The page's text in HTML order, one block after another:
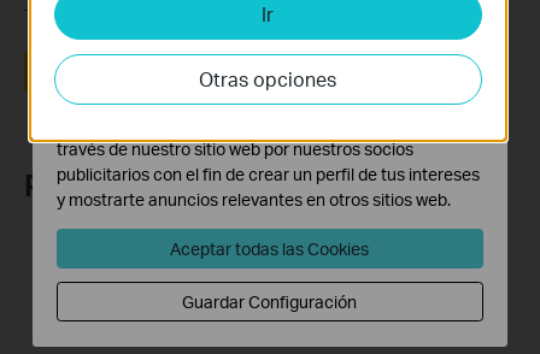
Tus comentarios nos ayudan a mejorar esta web.
Productos recomendados
Ir
Otras opciones
Cookies de Análisis y de Marketing
Las cookies de análisis nos permiten analizar tus
actividades en nuestro sitio web con el fin de mejorar y
adaptar la funcionalidad del mismo.
través de nuestro sitio web por nuestros socios
publicitarios con el fin de crear un perfil de tus intereses
y mostrarte anuncios relevantes en otros sitios web.
Aceptar todas las Cookies
Guardar Configuración